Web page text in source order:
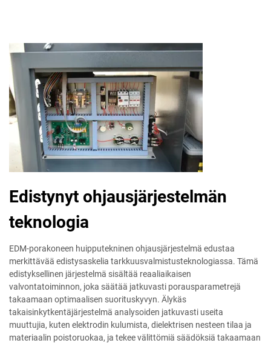
Edistynyt ohjausjärjestelmän
teknologia
EDM-porakoneen huipputekninen ohjausjärjestelmä edustaa
merkittävää edistysaskelia tarkkuusvalmistusteknologiassa. Tämä
edistyksellinen järjestelmä sisältää reaaliaikaisen
valvontatoiminnon, joka säätää jatkuvasti porausparametrejä
takaamaan optimaalisen suorituskyvyn. Älykäs
takaisinkytkentäjärjestelmä analysoiden jatkuvasti useita
muuttujia, kuten elektrodin kulumista, dielektrisen nesteen tilaa ja
materiaalin poistoruokaa, ja tekee välittömiä säädöksiä takaamaan